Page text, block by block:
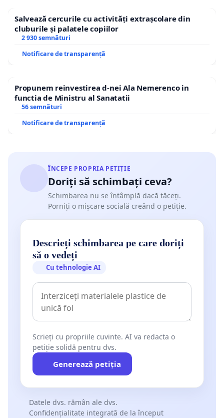
Salvează cercurile cu activități extrașcolare din
cluburile și palatele copiilor
2 930 semnături
Notificare de transparență
Propunem reinvestirea d-nei Ala Nemerenco in
functia de Ministru al Sanatatii
56 semnături
Notificare de transparență
ÎNCEPE PROPRIA PETIȚIE
Doriți să schimbați ceva?
Schimbarea nu se întâmplă dacă tăceți.
Porniți o mișcare socială creând o petiție.
Descrieți schimbarea pe care doriți
să o vedeți
Cu tehnologie AI
Scrieți cu propriile cuvinte. AI va redacta o
petiție solidă pentru dvs.
Generează petiția
Datele dvs. rămân ale dvs.
Confidențialitate integrată de la început